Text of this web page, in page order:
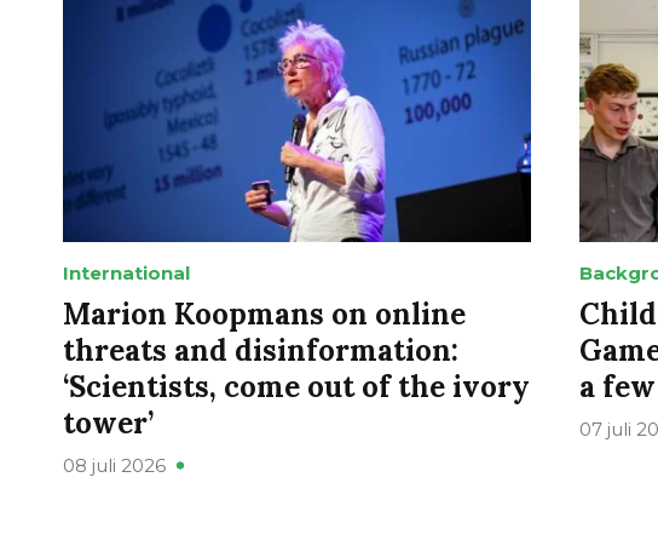
International
Marion Koopmans on online
threats and disinformation:
‘Scientists, come out of the ivory
tower’
08 juli 2026
a
07 juli